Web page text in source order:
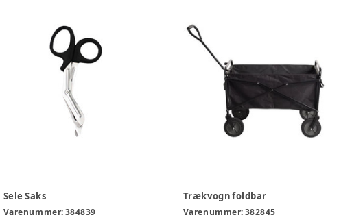
Sele Saks
Varenummer:384839
Trækvogn foldbar
Varenummer:382845